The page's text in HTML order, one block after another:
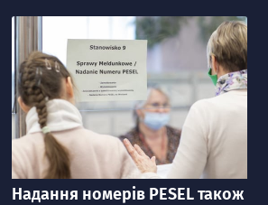
категорія
Надання номерів PESEL також